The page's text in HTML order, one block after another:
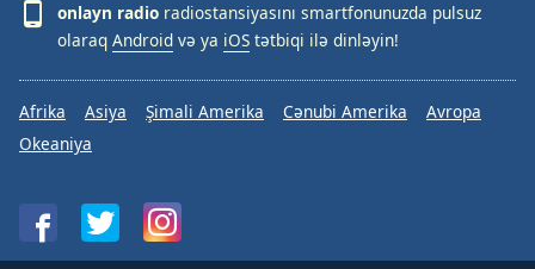
onlayn radio radiostansiyasını smartfonunuzda pulsuz
olaraq Android və ya iOS tətbiqi ilə dinləyin!
Afrika Asiya Şimali Amerika Cənubi Amerika
Avropa
Okeaniya